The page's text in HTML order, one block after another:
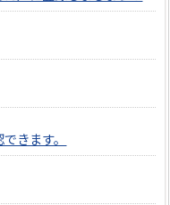
きます。